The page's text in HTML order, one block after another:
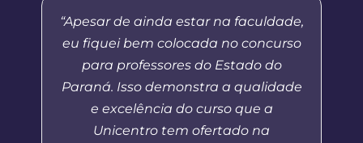
“Apesar de ainda estar na faculdade,
eu fiquei bem colocada no concurso
para professores do Estado do
Paraná. Isso demonstra a qualidade
e excelência do curso que a
Unicentro tem ofertado na